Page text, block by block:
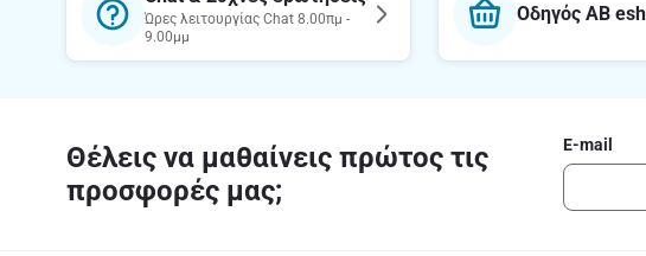
Ώρες λειτουργίας Chat 8.00πμ -
9.00μμ
Οδηγός AB
Θέλεις να μαθαίνεις πρώτος τις
προσφορές μας;
E-mail